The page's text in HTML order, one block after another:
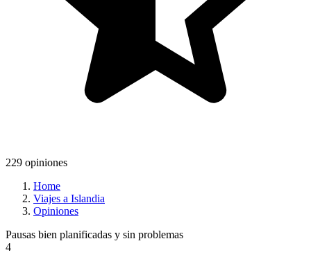
229 opiniones
Home
Viajes a Islandia
Opiniones
Pausas bien planificadas y sin problemas
4